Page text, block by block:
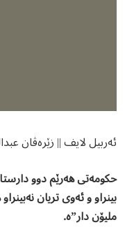
ئەربیل لایف || زێرەڤان
حكومەتی هەرێم دوو
ملیۆن دار”ە.